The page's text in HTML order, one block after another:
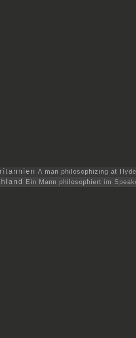
A man philosophizing at
Ein Mann philosophiert im